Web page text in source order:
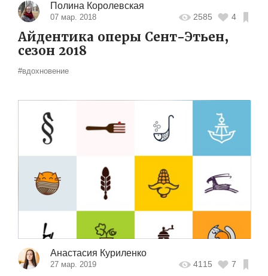
Полина Королевская
07 мар. 2018 2585 4
Айдентика оперы Сент-Этьен,
сезон 2018
#вдохновение
Анастасия Куриленко
27 мар. 2019 4115 7